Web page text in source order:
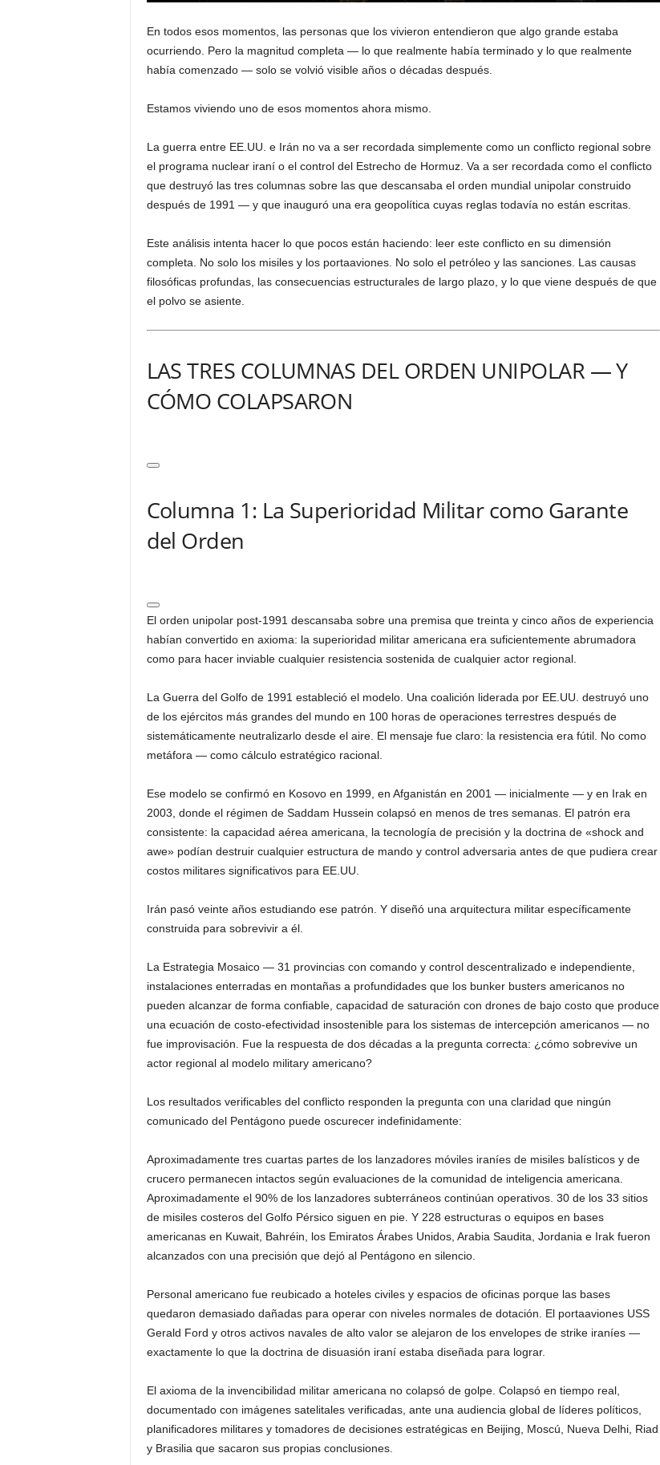
En todos esos momentos, las personas que los vivieron entendieron que algo grande estaba
ocurriendo. Pero la magnitud completa — lo que realmente había terminado y lo que realmente
había comenzado — solo se volvió visible años o décadas después.
Estamos viviendo uno de esos momentos ahora mismo.
La guerra entre EE.UU. e Irán no va a ser recordada simplemente como un conflicto regional sobre
el programa nuclear iraní o el control del Estrecho de Hormuz. Va a ser recordada como el conflicto
que destruyó las tres columnas sobre las que descansaba el orden mundial unipolar construido
después de 1991 — y que inauguró una era geopolítica cuyas reglas todavía no están escritas.
Este análisis intenta hacer lo que pocos están haciendo: leer este conflicto en su dimensión
completa. No solo los misiles y los portaaviones. No solo el petróleo y las sanciones. Las causas
filosóficas profundas, las consecuencias estructurales de largo plazo, y lo que viene después de que
el polvo se asiente.
LAS TRES COLUMNAS DEL ORDEN UNIPOLAR — Y
CÓMO COLAPSARON
Columna 1: La Superioridad Militar como Garante
del Orden
El orden unipolar post-1991 descansaba sobre una premisa que treinta y cinco años de experiencia
habían convertido en axioma: la superioridad militar americana era suficientemente abrumadora
como para hacer inviable cualquier resistencia sostenida de cualquier actor regional.
La Guerra del Golfo de 1991 estableció el modelo. Una coalición liderada por EE.UU. destruyó uno
de los ejércitos más grandes del mundo en 100 horas de operaciones terrestres después de
sistemáticamente neutralizarlo desde el aire. El mensaje fue claro: la resistencia era fútil. No como
metáfora — como cálculo estratégico racional.
Ese modelo se confirmó en Kosovo en 1999, en Afganistán en 2001 — inicialmente — y en Irak en
2003, donde el régimen de Saddam Hussein colapsó en menos de tres semanas. El patrón era
consistente: la capacidad aérea americana, la tecnología de precisión y la doctrina de «shock and
awe» podían destruir cualquier estructura de mando y control adversaria antes de que pudiera crear
costos militares significativos para EE.UU.
Irán pasó veinte años estudiando ese patrón. Y diseñó una arquitectura militar específicamente
construida para sobrevivir a él.
La Estrategia Mosaico — 31 provincias con comando y control descentralizado e independiente,
instalaciones enterradas en montañas a profundidades que los bunker busters americanos no
pueden alcanzar de forma confiable, capacidad de saturación con drones de bajo costo que produce
una ecuación de costo-efectividad insostenible para los sistemas de intercepción americanos — no
fue improvisación. Fue la respuesta de dos décadas a la pregunta correcta: ¿cómo sobrevive un
actor regional al modelo military americano?
Los resultados verificables del conflicto responden la pregunta con una claridad que ningún
comunicado del Pentágono puede oscurecer indefinidamente:
Aproximadamente tres cuartas partes de los lanzadores móviles iraníes de misiles balísticos y de
crucero permanecen intactos según evaluaciones de la comunidad de inteligencia americana.
Aproximadamente el 90% de los lanzadores subterráneos continúan operativos. 30 de los 33 sitios
de misiles costeros del Golfo Pérsico siguen en pie. Y 228 estructuras o equipos en bases
americanas en Kuwait, Bahréin, los Emiratos Árabes Unidos, Arabia Saudita, Jordania e Irak fueron
alcanzados con una precisión que dejó al Pentágono en silencio.
Personal americano fue reubicado a hoteles civiles y espacios de oficinas porque las bases
quedaron demasiado dañadas para operar con niveles normales de dotación. El portaaviones USS
Gerald Ford y otros activos navales de alto valor se alejaron de los envelopes de strike iraníes —
exactamente lo que la doctrina de disuasión iraní estaba diseñada para lograr.
El axioma de la invencibilidad militar americana no colapsó de golpe. Colapsó en tiempo real,
documentado con imágenes satelitales verificadas, ante una audiencia global de líderes políticos,
planificadores militares y tomadores de decisiones estratégicas en Beijing, Moscú, Nueva Delhi, Riad
y Brasilia que sacaron sus propias conclusiones.